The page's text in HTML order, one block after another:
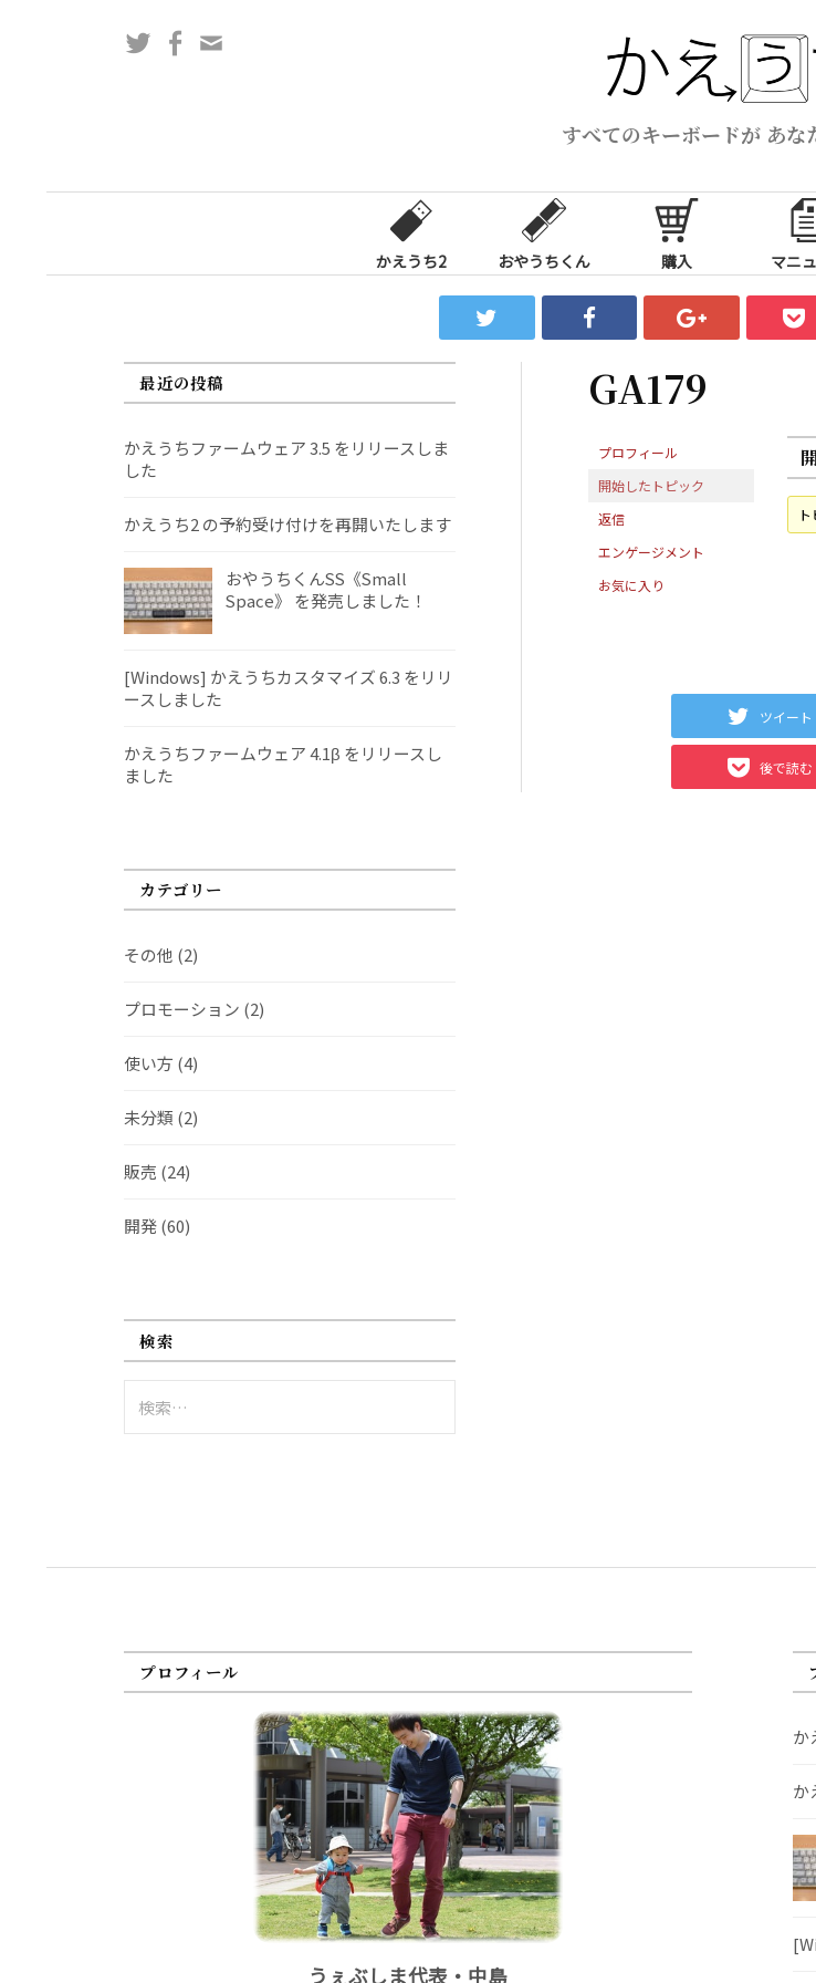
ス
すべてのキーボードが あな
TwitterFacebook
かえうち2 おやうちくん 購入 マニ
GA179
プロフィール
開始したトピック
返信
エンゲージメント
お気に入り
ツイート
後で読む
最近の投稿
かえうちファームウェア 3.5 をリリースしま
した
かえうち2 の予約受け付けを再開いたします
おやうちくんSS《Small
Space》 を発売しました！
[Windows] かえうちカスタマイズ 6.3 をリリ
ースしました
かえうちファームウェア 4.1β をリリースし
ました
カテゴリー
その他 (2)
プロモーション (2)
使い方 (4)
未分類 (2)
販売 (24)
開発(60)
検索
索:
プロフィール
うぇぶしま代表・中島
か
か